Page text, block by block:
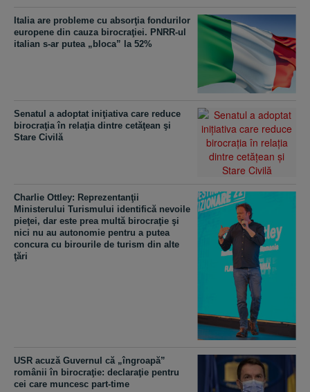
Italia are probleme cu absorţia fondurilor
europene din cauza birocraţiei. PNRR-ul
italian s-ar putea „bloca” la 52%
Senatul a adoptat iniţiativa care reduce
birocraţia în relaţia dintre cetăţean şi
Stare Civilă
Charlie Ottley: Reprezentanţii
Ministerului Turismului identifică nevoile
pieţei, dar este prea multă birocraţie şi
nici nu au autonomie pentru a putea
concura cu birourile de turism din alte
ţări
USR acuză Guvernul că „îngroapă”
românii în birocraţie: declaraţie pentru
cei care muncesc part-time